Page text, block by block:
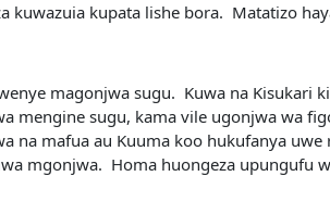
kuwazuia kupata lishe bora. Matatizo
magonjwa sugu. Kuwa na
mengine sugu, kama vile ugonjwa wa
na mafua au Kuuma koo hukufanya
mgonjwa. Homa huongeza upungufu